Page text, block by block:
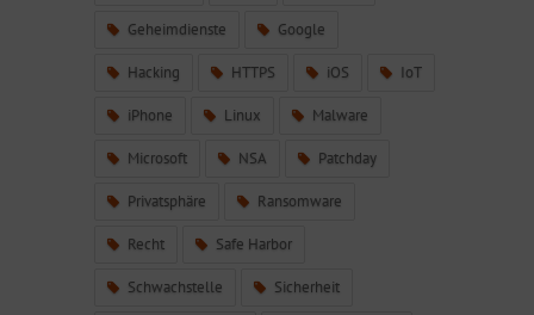
Geheimdienste Google
Hacking HTTPS iOS IoT
iPhone Linux Malware
Microsoft NSA Patchday
Privatsphäre Ransomware
Recht Safe Harbor
Schwachstelle Sicherheit